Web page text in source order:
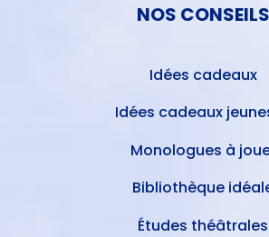
NOS CONSEILS
Idées cadeaux
Idées cadeaux
Monologues à
Bibliothèque
Études théâtrales